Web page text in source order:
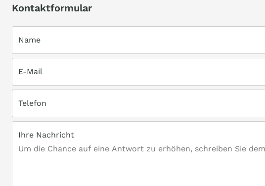
Kontaktformular
Name
E-Mail
Telefon
Ihre Nachricht